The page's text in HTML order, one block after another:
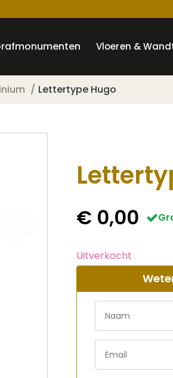
Vloeren &
Lettertype Hugo
€ 0,00
Uitverkocht